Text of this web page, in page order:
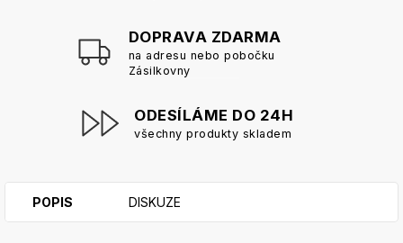
DOPRAVA ZDARMA
na adresu nebo pobočku
Zásilkovny
ODESÍLÁME DO 24H
všechny produkty skladem
POPIS DISKUZE